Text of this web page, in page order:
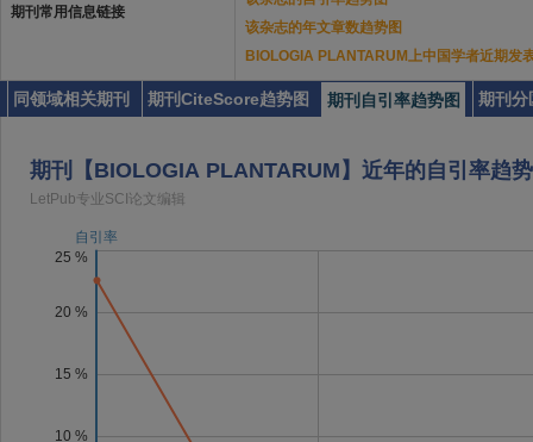
期刊常用信息链接
该杂志的年文章数趋势图
BIOLOGIA PLANTARUM上中国学者近期发
同领域相关期刊 期刊CiteScore趋势图 期刊自引率趋势图 期刊分